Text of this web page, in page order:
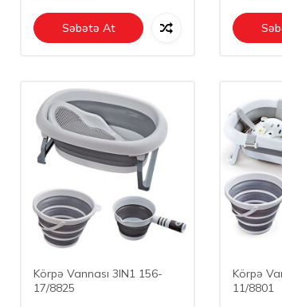
Səbətə At
Körpə Vannası 3IN1 156-
17/8825
Körpə
11/8801